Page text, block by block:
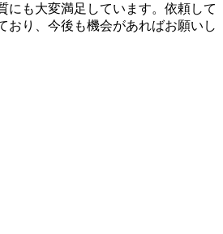
にも大変満足しています。依頼して
おり、今後も機会があればお願いし